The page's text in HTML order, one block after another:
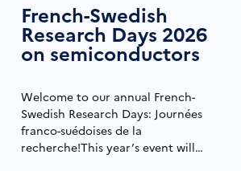
French-Swedish
Research Days 2026
on semiconductors
Welcome to our annual French-
Swedish Research Days: Journées
franco-suédoises de la
recherche!This year’s event will…